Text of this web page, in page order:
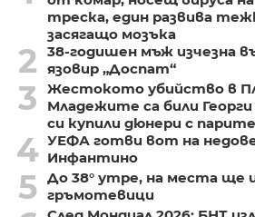
треска, един развива
засягащо мозъка
2
38-годишен мъж изчезна
язовир „Доспат“
3
Жестокото убийство в
Младежите са били
си купили дюнери с
4 УЕФА готви вот на
Инфантино
5 До 38° утре, на места ще
гръмотевици